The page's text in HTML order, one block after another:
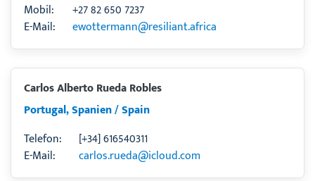
Mobil:
+27 82 650 7237
E-Mail:
ewottermann@resiliant.africa
Carlos Alberto Rueda Robles
Portugal, Spanien / Spain
Telefon:
[+34] 616540311
E-Mail:
carlos.rueda@icloud.com